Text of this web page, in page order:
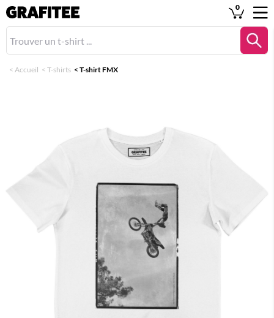
0
< Accueil < T-shirts < T-shirt FMX